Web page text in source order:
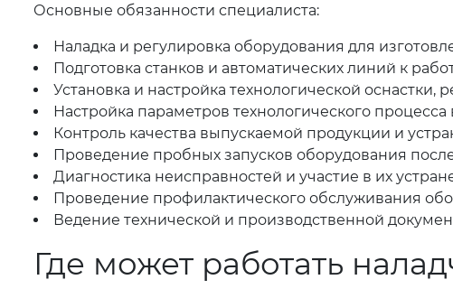
Основные обязанности специалиста:
Наладка и регулировка оборудования для
Подготовка станков и автоматических линий к
Установка и настройка технологической
Настройка параметров технологического
Контроль качества выпускаемой продукции и
Проведение пробных запусков оборудования
Диагностика неисправностей и участие в их
Проведение профилактического обслуживания
Ведение технической и производственной
Где может работать